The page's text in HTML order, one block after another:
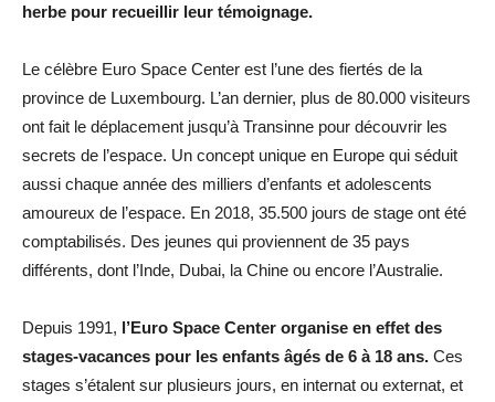
herbe pour recueillir leur témoignage.
Le célèbre Euro Space Center est l’une des fiertés de la
province de Luxembourg. L’an dernier, plus de 80.000 visiteurs
ont fait le déplacement jusqu’à Transinne pour découvrir les
secrets de l’espace. Un concept unique en Europe qui séduit
aussi chaque année des milliers d’enfants et adolescents
amoureux de l’espace. En 2018, 35.500 jours de stage ont été
comptabilisés. Des jeunes qui proviennent de 35 pays
différents, dont l’Inde, Dubai, la Chine ou encore l’Australie.
Depuis 1991, l’Euro Space Center organise en effet des
stages-vacances pour les enfants âgés de 6 à 18 ans. Ces
stages s’étalent sur plusieurs jours, en internat ou externat, et